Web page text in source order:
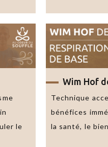
le
Wim Hof
Technique
bénéfices
la santé, le